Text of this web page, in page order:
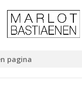
pagina